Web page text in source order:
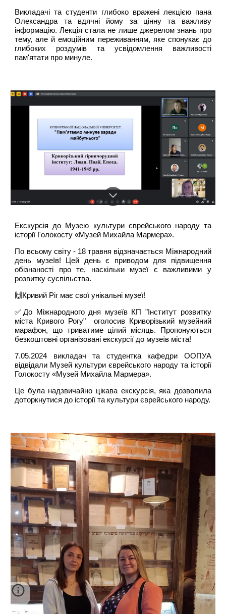
Викладачі та студенти глибоко вражені лекцією пана
Олександра та вдячні йому за цінну та важливу
інформацію. Лекція стала не лише джерелом знань про
тему, але й емоційним переживанням, яке спонукає до
глибоких роздумів та усвідомлення важливості
пам'ятати про минуле.
Екскурсія до Музею культури єврейського народу та
історії Голокосту «Музей Михайла Мармера».
По всьому світу - 18 травня відзначається Міжнародний
день музеїв! Цей день є приводом для підвищення
обізнаності про те, наскільки музеї є важливими у
розвитку суспільства.
🙌Кривий Ріг має свої унікальні музеї!
✅До Міжнародного дня музеїв КП "Інститут розвитку
міста Кривого Рогу" оголосив Криворізький музейний
марафон, що триватиме цілий місяць. Пропонуються
безкоштовні організовані екскурсії до музеїв міста!
7.05.2024 викладач та студентка кафедри ООПУА
відвідали Музей культури єврейського народу та історії
Голокосту «Музей Михайла Мармера».
Це була надзвичайно цікава екскурсія, яка дозволила
доторкнутися до історії та культури єврейського народу.